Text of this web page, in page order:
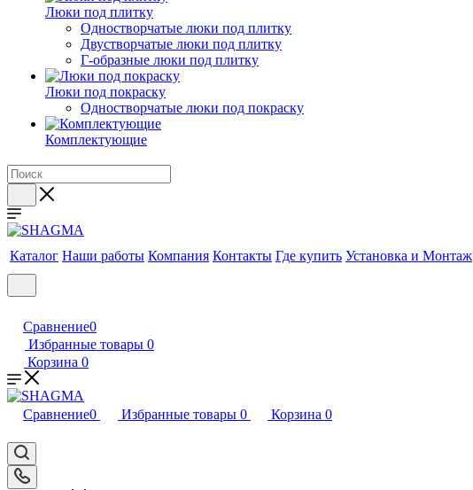
Люки под плитку
Одностворчатые люки под плитку
Двустворчатые люки под плитку
Г-образные люки под плитку
Люки под покраску
Одностворчатые люки под покраску
Комплектующие
Каталог Наши работы Компания Контакты Где купить Установка и Монтаж
Сравнение0
Избранные товары 0
Корзина 0
Сравнение0 Избранные товары 0 Корзина 0